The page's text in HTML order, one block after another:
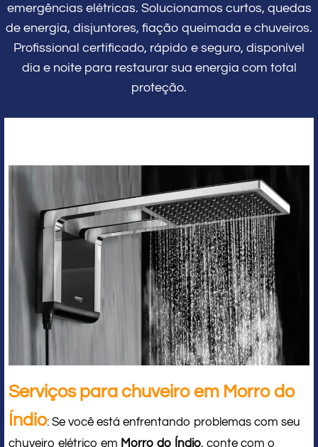
emergências elétricas. Solucionamos curtos, quedas
de energia, disjuntores, fiação queimada e chuveiros.
Profissional certificado, rápido e seguro, disponível
dia e noite para restaurar sua energia com total
proteção.
Serviços para chuveiro em Morro do
Índio: Se você está enfrentando problemas com seu
chuveiro elétrico em Morro do Índio, conte com o